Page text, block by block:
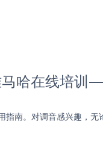
哈在线培训
南。对调音感兴趣，无